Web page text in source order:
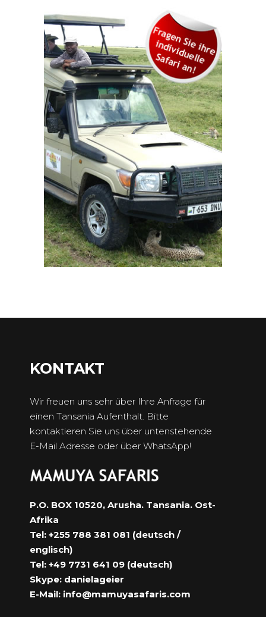
KONTAKT
Wir freuen uns sehr über Ihre Anfrage für
einen Tansania Aufenthalt. Bitte
kontaktieren Sie uns über untenstehende
E-Mail Adresse oder über WhatsApp!
P.O. BOX 10520, Arusha. Tansania. Ost-
Afrika
Tel: +255 788 381 081 (deutsch /
englisch)
Tel: +49 7731 641 09 (deutsch)
Skype: danielageier
E-Mail: info@mamuyasafaris.com